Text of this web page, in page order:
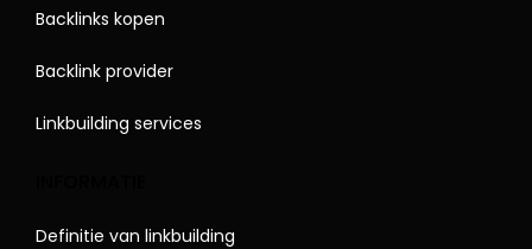
Backlinks kopen
Backlink provider
Linkbuilding services
Definitie van linkbuilding